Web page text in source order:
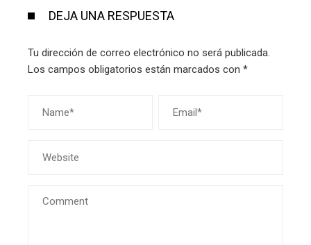
DEJA UNA RESPUESTA
Tu dirección de correo electrónico no será publicada.
Los campos obligatorios están marcados con *